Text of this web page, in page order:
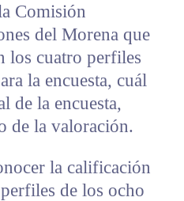
Comisión
del Morena que
los cuatro perfiles
la encuesta, cuál
de la encuesta,
de la valoración.
la calificación
de los ocho